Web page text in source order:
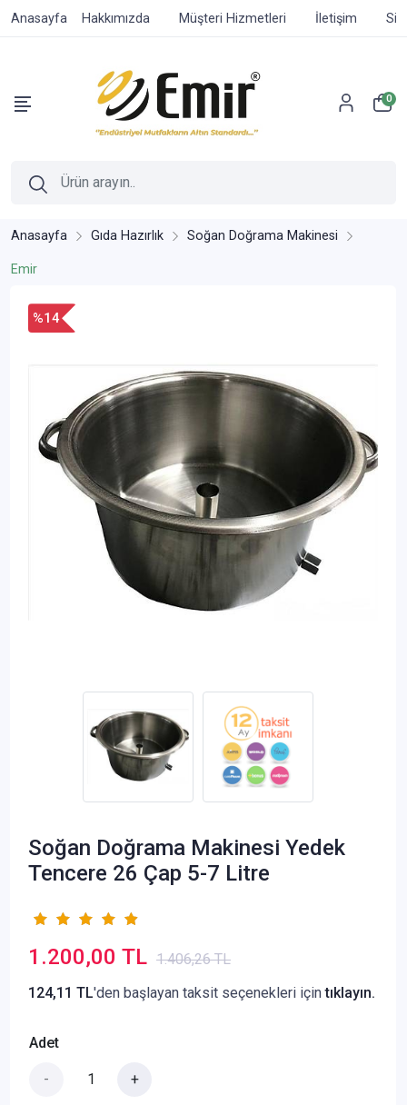
Anasayfa Hakkımızda Müşteri Hizmetleri İletişim
0
Anasayfa Gıda Hazırlık Soğan Doğrama Makinesi
Emir
%14
Soğan Doğrama Makinesi Yedek
Tencere 26 Çap 5-7 Litre
1.200,00 TL 1.406,26 TL
124,11 TL'den başlayan taksit seçenekleri içintıklayın.
Adet
- +